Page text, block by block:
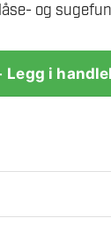
og
Legg i